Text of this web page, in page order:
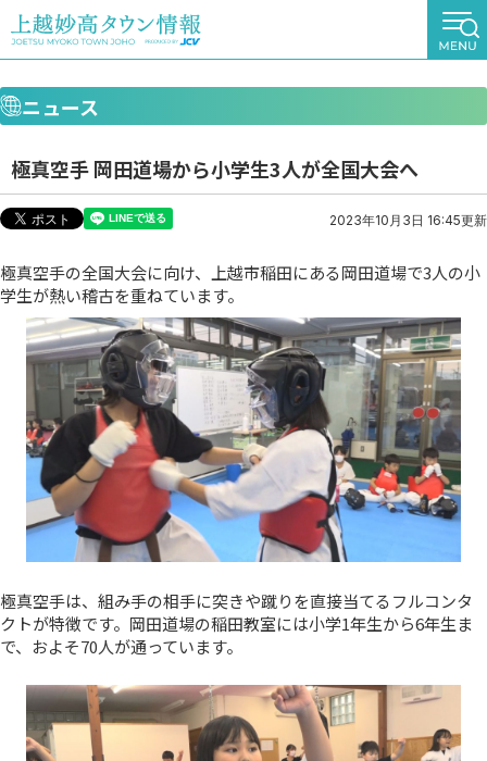
ニュース
極真空手 岡田道場から小学生3人が全国大会へ
2023年10月3日 16:45更新
極真空手の全国大会に向け、上越市稲田にある岡田道場で3人の小
学生が熱い稽古を重ねています。
極真空手は、組み手の相手に突きや蹴りを直接当てるフルコンタ
クトが特徴です。岡田道場の稲田教室には小学1年生から6年生ま
で、およそ70人が通っています。